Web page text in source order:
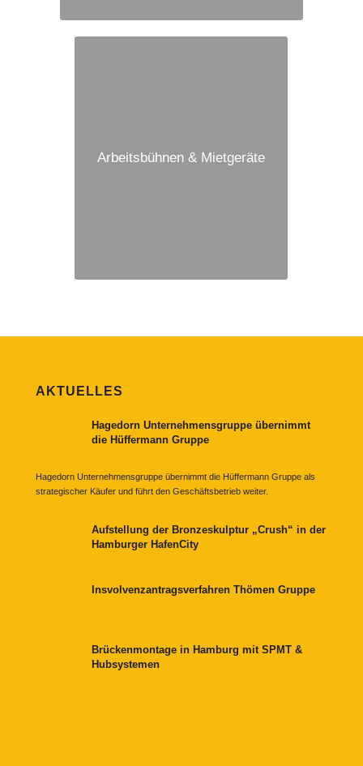
Arbeitsbühnen & Mietgeräte
AKTUELLES
Hagedorn Unternehmensgruppe übernimmt
die Hüffermann Gruppe
Hagedorn Unternehmensgruppe übernimmt die Hüffermann Gruppe als
strategischer Käufer und führt den Geschäftsbetrieb weiter.
Aufstellung der Bronzeskulptur „Crush“ in der
Hamburger HafenCity
Insvolvenzantragsverfahren Thömen Gruppe
Brückenmontage in Hamburg mit SPMT &
Hubsystemen